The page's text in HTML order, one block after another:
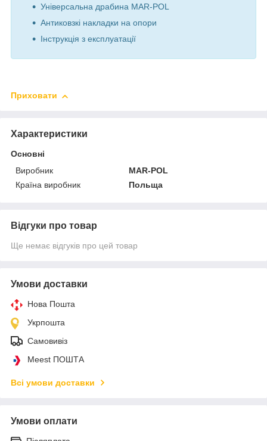
Універсальна драбина MAR-POL
Антиковзкі накладки на опори
Інструкція з експлуатації
Приховати
Характеристики
Основні
Виробник
MAR-POL
Країна виробник
Польща
Відгуки про товар
Ще немає відгуків про цей товар
Умови доставки
Нова Пошта
Укрпошта
Самовивіз
Meest ПОШТА
Всі умови доставки
Умови оплати